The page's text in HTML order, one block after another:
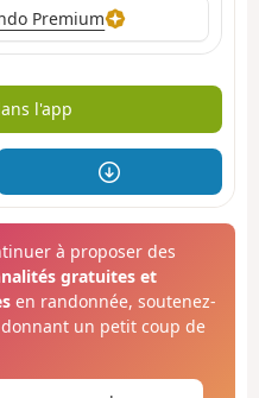
Premium
l'app
à proposer des
gratuites et
en randonnée, soutenez-
un petit coup de